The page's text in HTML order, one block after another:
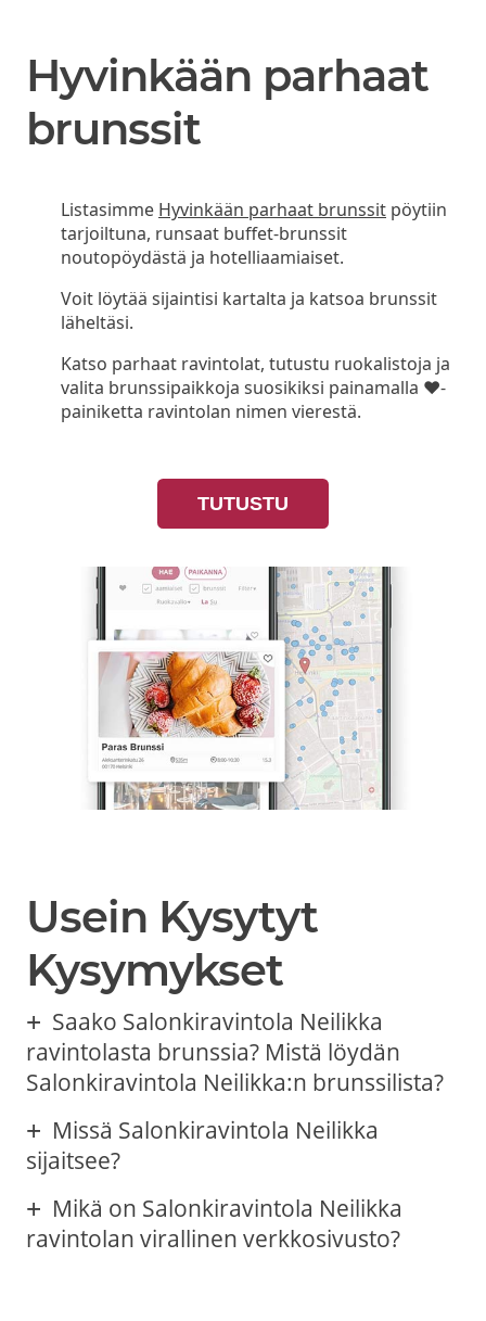
Hyvinkään parhaat
brunssit
Listasimme Hyvinkään parhaat brunssit pöytiin
tarjoiltuna, runsaat buffet-brunssit
noutopöydästä ja hotelliaamiaiset.
Voit löytää sijaintisi kartalta ja katsoa brunssit
läheltäsi.
Katso parhaat ravintolat, tutustu ruokalistoja ja
valita brunssipaikkoja suosikiksi painamalla ❤-
painiketta ravintolan nimen vierestä.
TUTUSTU
Usein Kysytyt
Kysymykset
Saako Salonkiravintola Neilikka
ravintolasta brunssia? Mistä löydän
Salonkiravintola Neilikka:n brunssilista?
Missä Salonkiravintola Neilikka
sijaitsee?
Mikä on Salonkiravintola Neilikka
ravintolan virallinen verkkosivusto?